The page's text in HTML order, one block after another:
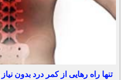
تنها راه رهایی از کمر درد بدون